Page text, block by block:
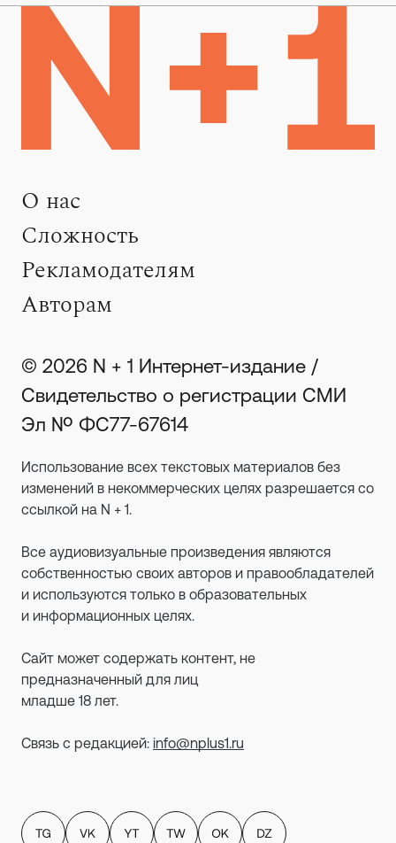
О нас
Сложность
Рекламодателям
Авторам
© 2026 N + 1 Интернет-издание /
Свидетельство о регистрации СМИ
Эл № ФС77-67614
Использование всех текстовых материалов без
изменений в некоммерческих целях разрешается со
ссылкой на N + 1.
Все аудиовизуальные произведения являются
собственностью своих авторов и правообладателей
и используются только в образовательных
и информационных целях.
Сайт может содержать контент, не
предназначенный для лиц
младше 18 лет.
Связь с редакцией: info@nplus1.ru